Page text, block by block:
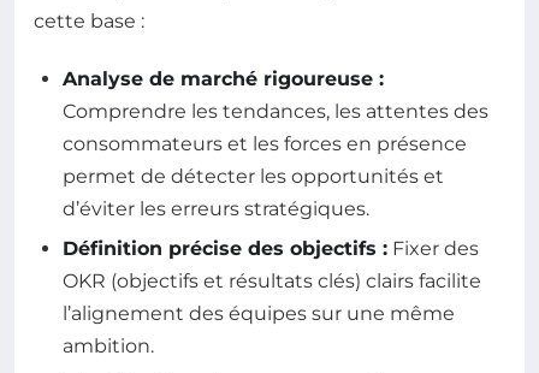
cette base :
Analyse de marché rigoureuse :
Comprendre les tendances, les attentes des
consommateurs et les forces en présence
permet de détecter les opportunités et
d’éviter les erreurs stratégiques.
Définition précise des objectifs : Fixer des
OKR (objectifs et résultats clés) clairs facilite
l’alignement des équipes sur une même
ambition.